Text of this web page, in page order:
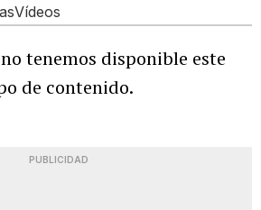
Vídeos
tenemos disponible este
de contenido.
PUBLICIDAD